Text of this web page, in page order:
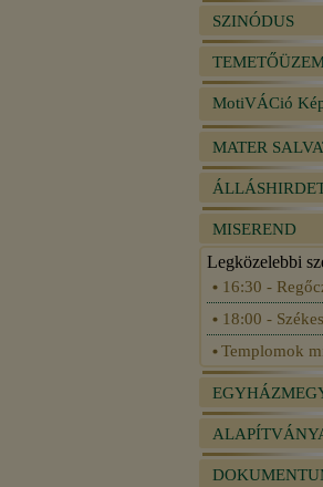
SZINÓDUS
MotiVÁCió
MATER
MISEREND
Legközelebbi
16:30 -
18:00 -
Templomok